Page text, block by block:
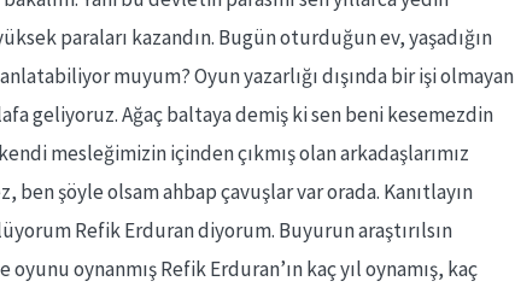
paraları kazandın. Bugün oturduğun ev, yaşadığın
muyum? Oyun yazarlığı dışında bir işi olmayan
geliyoruz. Ağaç baltaya demiş ki sen beni kesemezdin
mesleğimizin içinden çıkmış olan arkadaşlarımız
ben şöyle olsam ahbap çavuşlar var orada. Kanıtlayın
Refik Erduran diyorum. Buyurun araştırılsın
oynanmış Refik Erduran’ın kaç yıl oynamış, kaç